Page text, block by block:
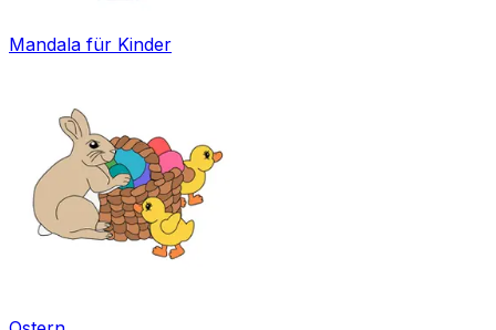
Mandala für Kinder